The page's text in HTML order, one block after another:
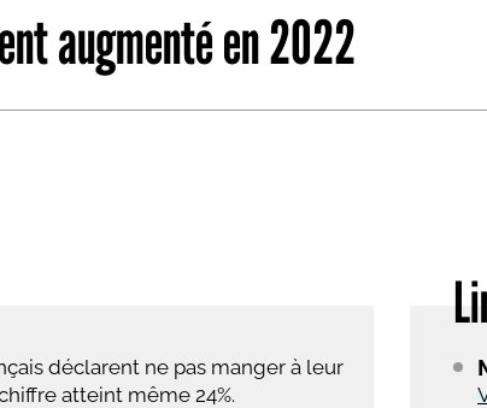
Après la 3eme
Avec nos focus métiers
Les secteurs qui
augmenté en 2022
déclarent ne pas manger à leur
atteint même 24%.